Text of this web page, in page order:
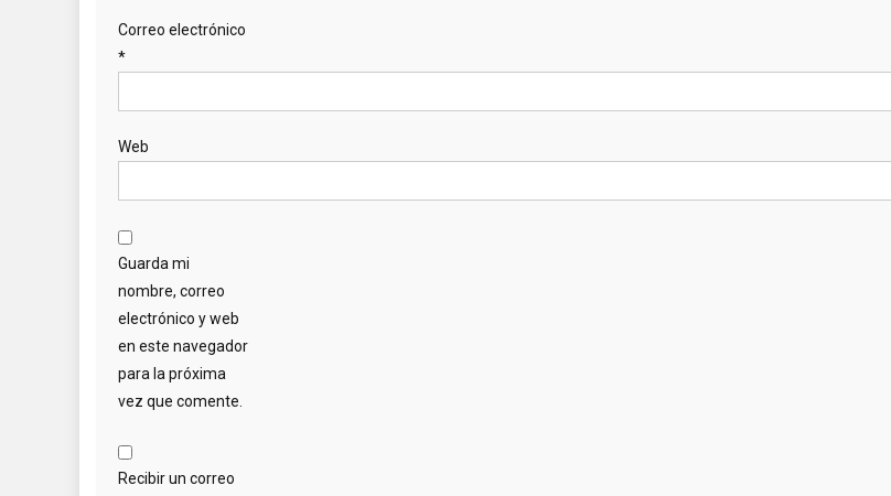
Correo electrónico
*
Web
Guarda mi
nombre, correo
electrónico y web
en este navegador
para la próxima
vez que comente.
Recibir un correo